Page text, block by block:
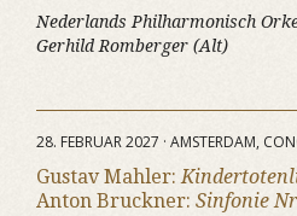
Nederlands Philharmonisch
Gerhild Romberger (Alt)
28. FEBRUAR 2027 · AMSTERDAM,
Gustav Mahler:
Anton Bruckner: Sinfonie